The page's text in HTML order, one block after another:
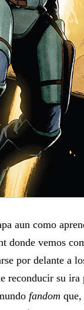
aun como
donde vemos
por delante a
reconducir su ira
fandom